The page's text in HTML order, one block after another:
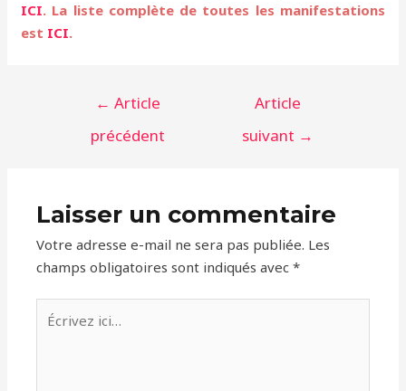
ICI. La liste complète de toutes les manifestations
est ICI.
Navigation
l’article
← Article
précédent
Article
suivant →
Laisser un commentaire
Votre adresse e-mail ne sera pas publiée. Les
champs obligatoires sont indiqués avec*
Écrivez
ici…